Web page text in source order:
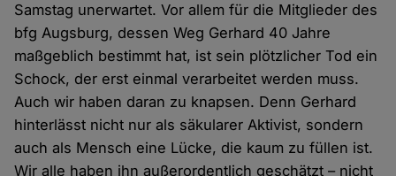
Samstag unerwartet. Vor allem für die Mitglieder des
bfg Augsburg, dessen Weg Gerhard 40 Jahre
maßgeblich bestimmt hat, ist sein plötzlicher Tod ein
Schock, der erst einmal verarbeitet werden muss.
Auch wir haben daran zu knapsen. Denn Gerhard
hinterlässt nicht nur als säkularer Aktivist, sondern
auch als Mensch eine Lücke, die kaum zu füllen ist.
Wir alle haben ihn außerordentlich geschätzt – nicht